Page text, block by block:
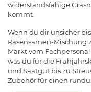
widerstandsfähige
kommt.
Wenn du dir unsicher
Rasensamen-Mischung
Markt vom
was du für die
und Saatgut bis zu
Zubehör für einen